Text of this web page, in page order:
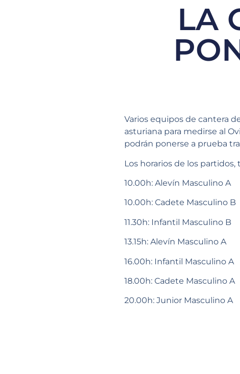
LA
Varios equipos de cantera
asturiana para medirse al
podrán ponerse a prueba
Los horarios de los
10.00h: Alevín Masculino A
10.00h: Cadete Masculino B
11.30h: Infantil Masculino B
13.15h: Alevín Masculino A
16.00h: Infantil Masculino A
18.00h: Cadete Masculino A
20.00h: Junior Masculino A